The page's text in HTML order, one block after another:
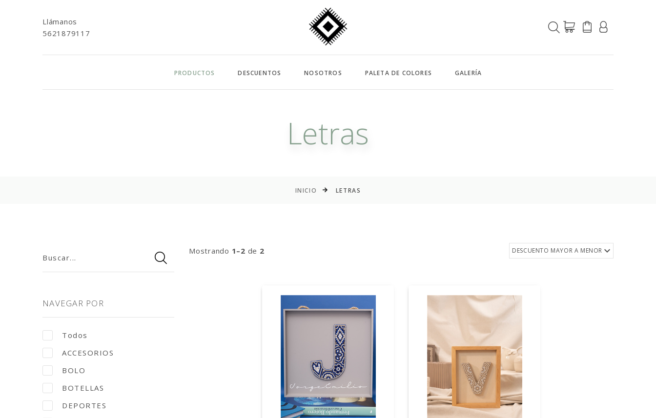
Llámanos
5621879117
PRODUCTOS DESCUENTOS NOSOTROS PALETA DE COLORES GALERÍA
Letras
INICIO LETRAS
Buscar...
NAVEGAR POR
Todos
ACCESORIOS
BOLO
BOTELLAS
DEPORTES
Mostrando 1–2 de 2 DESCUENTO MAYOR A MENOR